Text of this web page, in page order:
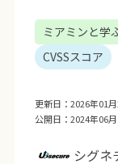
ミアミンと学
CVSSスコア
シグネ
更新日：2026年01
公開日：2024年06